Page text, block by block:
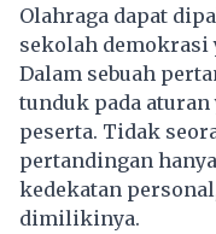
Olahraga dapat
sekolah
Dalam sebuah
tunduk pada aturan
peserta. Tidak
pertandingan
kedekatan
dimilikinya.